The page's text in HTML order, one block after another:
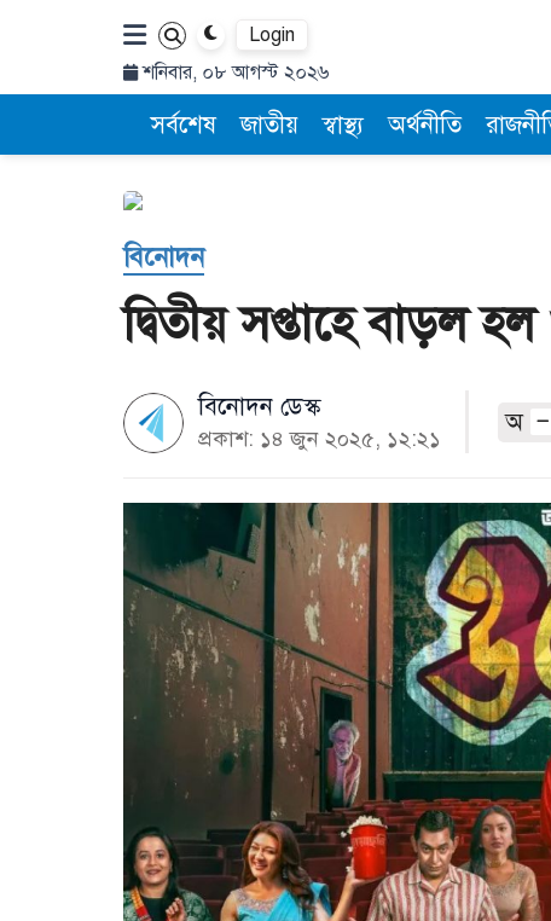
Login
শনিবার, ০৮ আগস্ট ২০২৬
সর্বশেষ জাতীয় স্বাস্থ্য অর্থনীতি
বিনোদন
দ্বিতীয় সপ্তাহে বাড়ল
বিনোদন ডেস্ক
প্রকাশ: ১৪ জুন ২০২৫, ১২:২১
অ